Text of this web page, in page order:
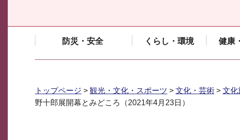
防災・安全 くらし・環境 健康
トップページ > 観光・文化・スポーツ > 文化・芸術 > 文化
野十郎展開幕とみどころ（2021年4月23日）